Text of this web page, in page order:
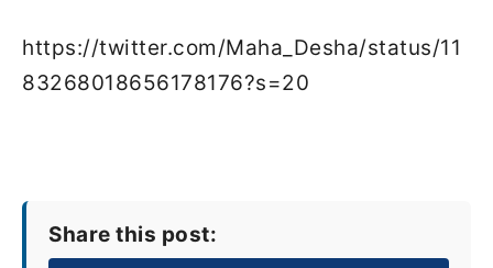
https://twitter.com/Maha_Desha/status/11
83268018656178176?s=20
Share this post: